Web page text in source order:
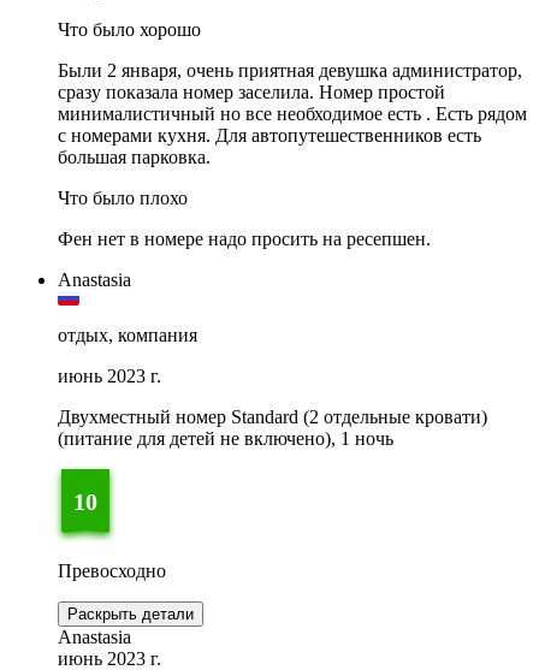
Что было хорошо
Были 2 января, очень приятная девушка администратор,
сразу показала номер заселила. Номер простой
минималистичный но все необходимое есть . Есть рядом
с номерами кухня. Для автопутешественников есть
большая парковка.
Что было плохо
Фен нет в номере надо просить на ресепшен.
Anastasia
отдых, компания
июнь 2023 г.
Двухместный номер Standard (2 отдельные кровати)
(питание для детей не включено), 1 ночь
10
Превосходно
Раскрыть детали
Anastasia
июнь 2023 г.